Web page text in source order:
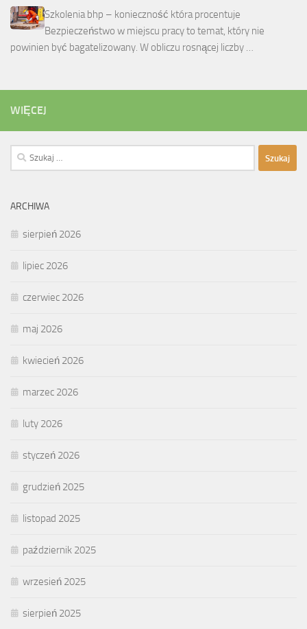
Szkolenia bhp – konieczność która procentuje
Bezpieczeństwo w miejscu pracy to temat, który nie
powinien być bagatelizowany. W obliczu rosnącej liczby …
WIĘCEJ
Szukaj:
ARCHIWA
sierpień 2026
lipiec 2026
czerwiec 2026
maj 2026
kwiecień 2026
marzec 2026
luty 2026
styczeń 2026
grudzień 2025
listopad 2025
październik 2025
wrzesień 2025
sierpień 2025